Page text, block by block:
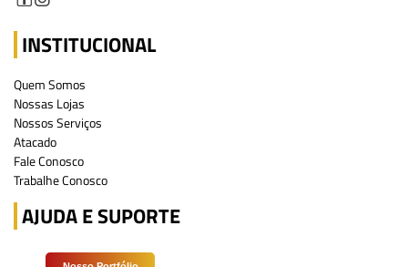
INSTITUCIONAL
Quem Somos
Nossas Lojas
Nossos Serviços
Atacado
Fale Conosco
Trabalhe Conosco
AJUDA E SUPORTE